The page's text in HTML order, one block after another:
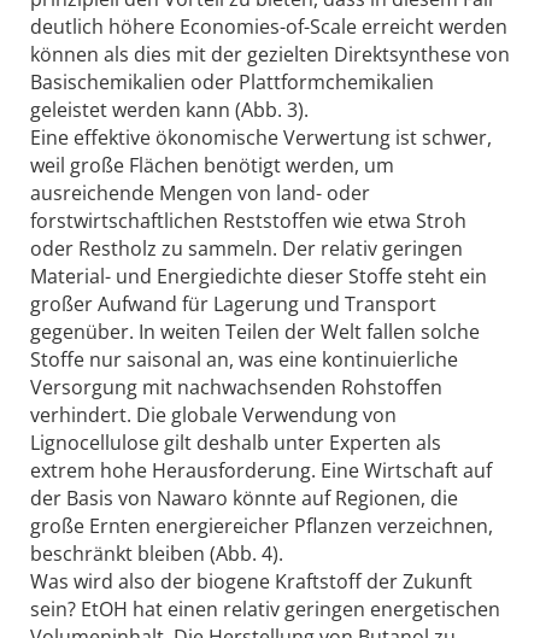
deutlich höhere Economies-of-Scale erreicht werden
können als dies mit der gezielten Direktsynthese von
Basischemikalien oder Plattformchemikalien
geleistet werden kann (Abb. 3).
Eine effektive ökonomische Verwertung ist schwer,
weil große Flächen benötigt werden, um
ausreichende Mengen von land- oder
forstwirtschaftlichen Reststoffen wie etwa Stroh
oder Restholz zu sammeln. Der relativ geringen
Material- und Energiedichte dieser Stoffe steht ein
großer Aufwand für Lagerung und Transport
gegenüber. In weiten Teilen der Welt fallen solche
Stoffe nur saisonal an, was eine kontinuierliche
Versorgung mit nachwachsenden Rohstoffen
verhindert. Die globale Verwendung von
Lignocellulose gilt deshalb unter Experten als
extrem hohe Herausforderung. Eine Wirtschaft auf
der Basis von Nawaro könnte auf Regionen, die
große Ernten energiereicher Pflanzen verzeichnen,
beschränkt bleiben (Abb. 4).
Was wird also der biogene Kraftstoff der Zukunft
sein? EtOH hat einen relativ geringen energetischen